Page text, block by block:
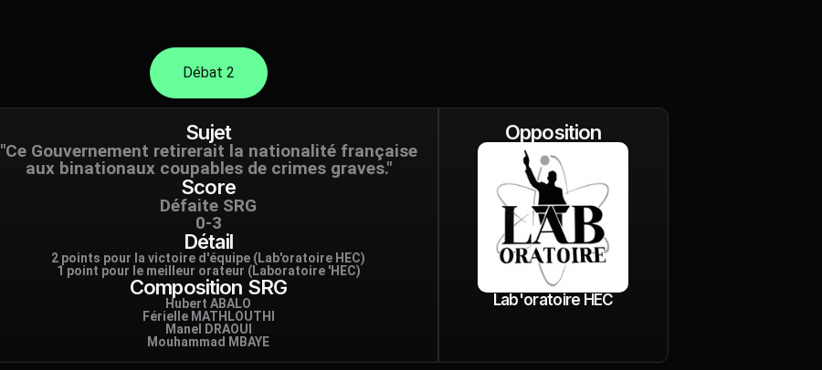
Débat 2
Sujet
"Ce Gouvernement retirerait la nationalité française
aux binationaux coupables de crimes graves."
Score
Défaite SRG
0-3
Détail
2 points pour la victoire d'équipe (Lab'oratoire HEC)
1 point pour le meilleur orateur (Laboratoire 'HEC)
Composition SRG
Hubert ABALO
Férielle MATHLOUTHI
Manel DRAOUI
Mouhammad MBAYE
Opposition
Lab'oratoire HEC